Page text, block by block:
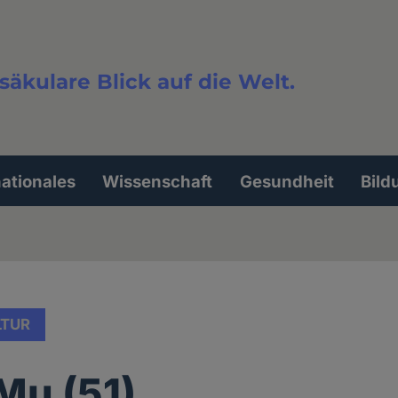
Blick auf die Welt.
Wissenschaft Gesundheit